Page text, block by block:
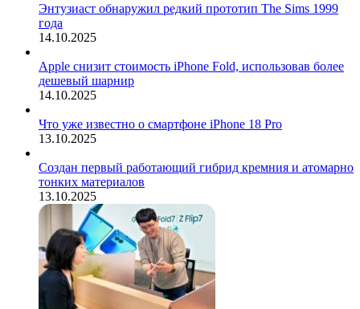
Энтузиаст обнаружил редкий прототип The Sims 1999
года
14.10.2025
Apple снизит стоимость iPhone Fold, использовав более
дешевый шарнир
14.10.2025
Что уже известно о смартфоне iPhone 18 Pro
13.10.2025
Создан первый работающий гибрид кремния и атомарно
тонких материалов
13.10.2025